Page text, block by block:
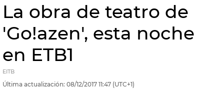
La obra de teatro de
'Go!azen', esta noche
en ETB1
EITB
Última actualización: 08/12/2017 11:47 (UTC+1)